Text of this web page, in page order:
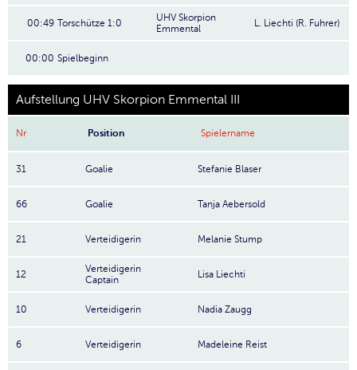
00:49 Torschütze 1:0
UHV Skorpion
Emmental
L. Liechti (R. Fuhrer)
00:00 Spielbeginn
Aufstellung UHV Skorpion Emmental III
Nr Position Spielername
31 Goalie Stefanie Blaser
66 Goalie Tanja Aebersold
21 Verteidigerin Melanie Stump
12
Verteidigerin
Captain
Lisa Liechti
10 Verteidigerin Nadia Zaugg
6 Verteidigerin Madeleine Reist